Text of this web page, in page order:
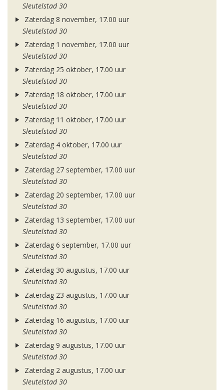
Sleutelstad 30
Zaterdag 8 november, 17.00 uur
Sleutelstad 30
Zaterdag 1 november, 17.00 uur
Sleutelstad 30
Zaterdag 25 oktober, 17.00 uur
Sleutelstad 30
Zaterdag 18 oktober, 17.00 uur
Sleutelstad 30
Zaterdag 11 oktober, 17.00 uur
Sleutelstad 30
Zaterdag 4 oktober, 17.00 uur
Sleutelstad 30
Zaterdag 27 september, 17.00 uur
Sleutelstad 30
Zaterdag 20 september, 17.00 uur
Sleutelstad 30
Zaterdag 13 september, 17.00 uur
Sleutelstad 30
Zaterdag 6 september, 17.00 uur
Sleutelstad 30
Zaterdag 30 augustus, 17.00 uur
Sleutelstad 30
Zaterdag 23 augustus, 17.00 uur
Sleutelstad 30
Zaterdag 16 augustus, 17.00 uur
Sleutelstad 30
Zaterdag 9 augustus, 17.00 uur
Sleutelstad 30
Zaterdag 2 augustus, 17.00 uur
Sleutelstad 30